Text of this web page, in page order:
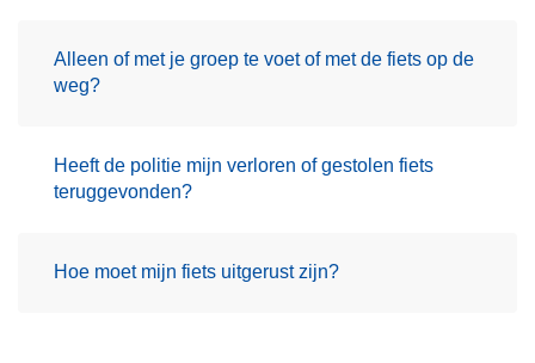
Alleen of met je groep te voet of met de fiets op de
weg?
Heeft de politie mijn verloren of gestolen fiets
teruggevonden?
Hoe moet mijn fiets uitgerust zijn?